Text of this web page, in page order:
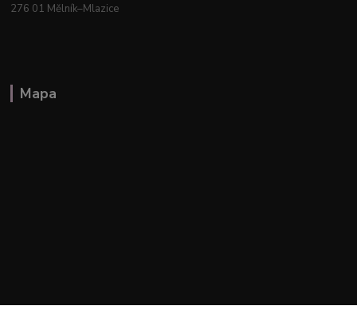
276 01 Mělník–Mlazice
Mapa